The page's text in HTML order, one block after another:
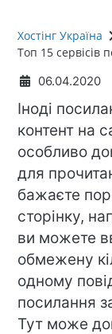
Хостінг Україна
Топ 15 сервісів
06.04.2020
Іноді
контент на
особливо
для
бажаєте
сторінку,
ви можете
обмежену
одному
посилання
Тут може